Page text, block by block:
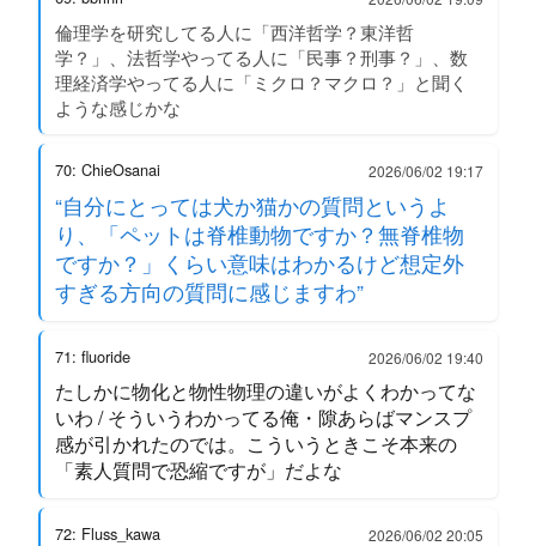
倫理学を研究してる人に「西洋哲学？東洋哲
学？」、法哲学やってる人に「民事？刑事？」、数
理経済学やってる人に「ミクロ？マクロ？」と聞く
ような感じかな
70: ChieOsanai 2026/06/02 19:17
“自分にとっては犬か猫かの質問というよ
り、「ペットは脊椎動物ですか？無脊椎物
ですか？」くらい意味はわかるけど想定外
すぎる方向の質問に感じますわ”
71: fluoride 2026/06/02 19:40
たしかに物化と物性物理の違いがよくわかってな
いわ / そういうわかってる俺・隙あらばマンスプ
感が引かれたのでは。こういうときこそ本来の
「素人質問で恐縮ですが」だよな
72: Fluss_kawa 2026/06/02 20:05